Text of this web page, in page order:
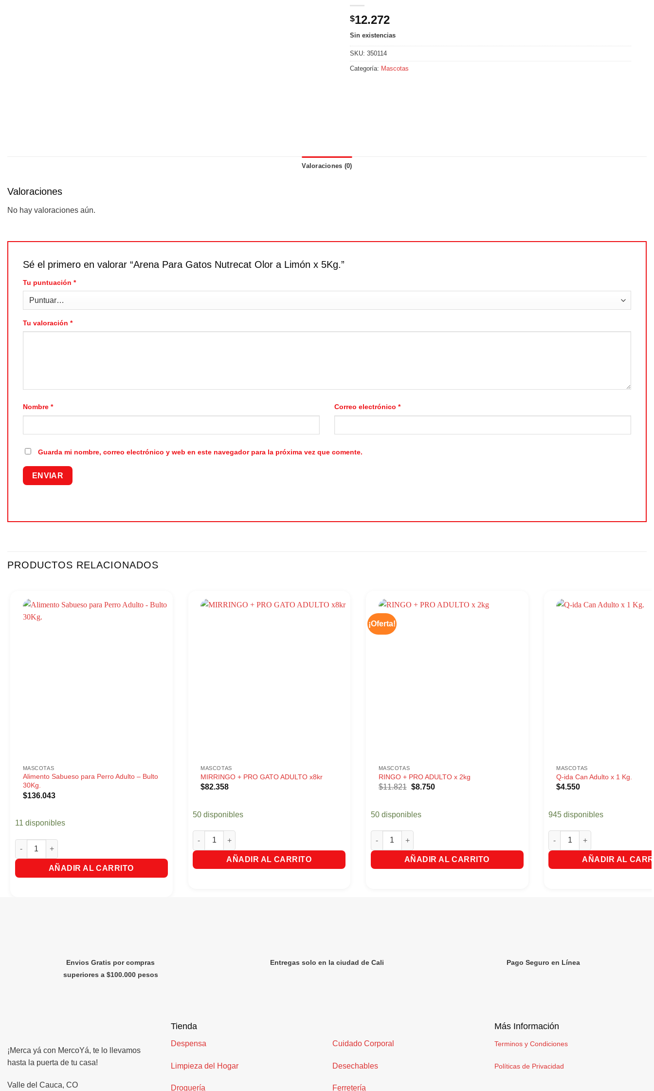
$12.272
Sin existencias
SKU:350114
Categoría: Mascotas
Valoraciones (0)
Valoraciones
No hay valoraciones aún.
Sé el primero en valorar “Arena Para Gatos Nutrecat Olor a Limón x 5Kg.”
Tu puntuación *
Tu valoración *
Nombre * Correo electrónico *
Guarda mi nombre, correo electrónico y web en este navegador para la próxima vez que comente.
PRODUCTOS RELACIONADOS
MASCOTAS
Alimento Sabueso para Perro Adulto – Bulto
30Kg.
$136.043
11 disponibles
Alimento Sabueso para Perro Adulto - Bulto 30Kg. cantidad
AÑADIR AL CARRITO
MASCOTAS
MIRRINGO + PRO GATO ADULTO x8kr
$82.358
50 disponibles
MIRRINGO + PRO GATO ADULTO x8kr cantidad
AÑADIR AL CARRITO
¡Oferta!
MASCOTAS
RINGO + PRO ADULTO x 2kg
$11.821 El
$11.821.
$8.750El
50 disponibles
RINGO + PRO ADULTO x 2kg cantidad
AÑADIR AL CARRITO
MASCOTAS
Q-ida Can Adulto x 1 Kg.
$4.550
945 disponibles
Q-ida Can Adulto x 1 Kg.
AÑADIR AL
Envios Gratis por compras
superiores a $100.000 pesos
Entregas solo en la ciudad de Cali Pago Seguro en Línea
¡Merca yá con MercoYá, te lo llevamos
hasta la puerta de tu casa!
Valle del Cauca, CO
Tienda
Despensa
Limpieza del Hogar
Droguería
Cuidado Corporal
Desechables
Ferretería
Más Información
Terminos y Condiciones
Políticas de Privacidad